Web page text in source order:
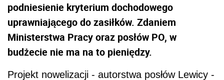
podniesienie kryterium dochodowego
uprawniającego do zasiłków. Zdaniem
Ministerstwa Pracy oraz posłów PO, w
budżecie nie ma na to pieniędzy.
Projekt nowelizacji - autorstwa posłów Lewicy -